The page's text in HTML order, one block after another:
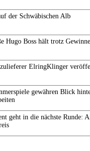
der Schwäbischen Alb
Hugo Boss hält trotz
ElringKlinger
gewähren Blick
geht in die nächste Runde: